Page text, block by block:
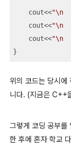
    cout<<
"\n
    cout<<
"\n
    cout<<
"\n
}
위의 코드는 당시에
니다. (지금은 C++
그렇게 코딩 공부를
한 후에 혼자 학교